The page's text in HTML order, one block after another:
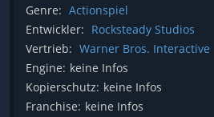
Genre: Actionspiel
Entwickler: Rocksteady Studios
Vertrieb: Warner Bros. Interactive
Engine: keine Infos
Kopierschutz: keine Infos
Franchise: keine Infos